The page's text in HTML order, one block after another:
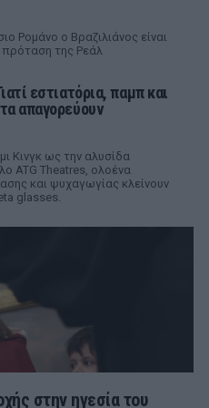
Ρομάνο ο Βραζιλιάνος είναι
πρόταση της Ρεάλ
εστιατόρια, παμπ και
απαγορεύουν
Κινγκ ως την αλυσίδα
ATG Theatres, ολοένα
και ψυχαγωγίας κλείνουν
glasses.
στην ηγεσία του